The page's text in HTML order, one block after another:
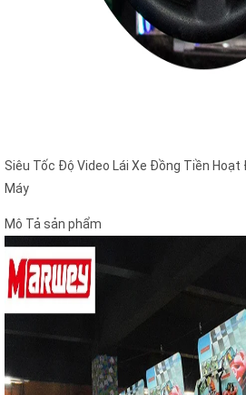
Siêu Tốc Độ Video Lái Xe Đồng Tiền Hoạt
Máy
Mô Tả sản phẩm